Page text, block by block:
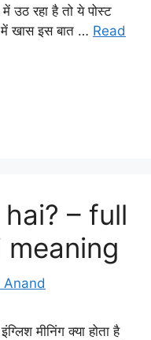
रहा है तो ये पोस्ट
खास इस बात … Read
– full
Anand
मीनिंग क्या होता है